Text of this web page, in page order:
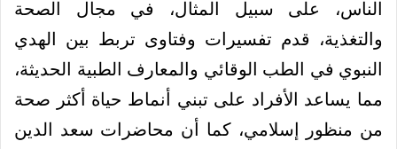
الناس، على سبيل المثال، في مجال الصحة
والتغذية، قدم تفسيرات وفتاوى تربط بين الهدي
النبوي في الطب الوقائي والمعارف الطبية الحديثة،
مما يساعد الأفراد على تبني أنماط حياة أكثر صحة
من منظور إسلامي، كما أن محاضرات سعد الدين